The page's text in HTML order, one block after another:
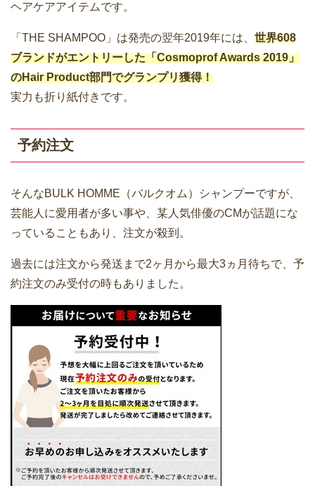
ヘアケアアイテムです。
「THE SHAMPOO」は発売の翌年2019年には、 世界608
ブランドがエントリーした「Cosmoprof Awards 2019」
のHair Product部門でグランプリ獲得！
実力も折り紙付きです。
予約注文
そんなBULK HOMME（バルクオム）シャンプーですが、
芸能人に愛用者が多い事や、某人気俳優のCMが話題にな
っていることもあり、注文が殺到。
過去には注文から発送まで2ヶ月から最大3ヵ月待ちで、予
約注文のみ受付の時もありました。